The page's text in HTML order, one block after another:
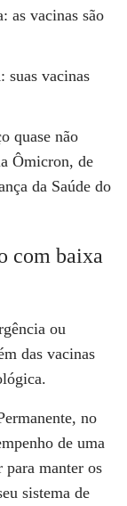
as vacinas são
suas vacinas
quase não
Ômicron, de
da Saúde do
com baixa
ou
das vacinas
no
de uma
manter os
sistema de